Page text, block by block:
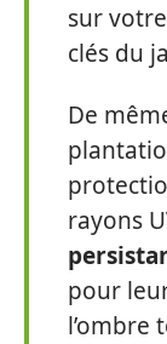
sur
clés du
De
rayons
pour
l’ombre